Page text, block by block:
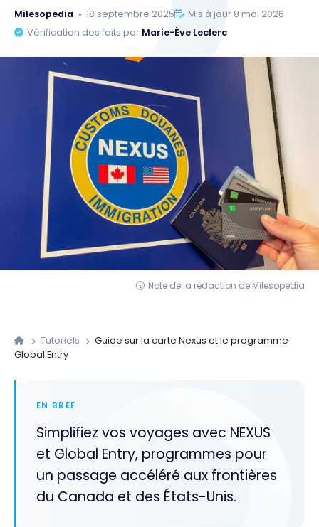
Milesopedia 18 septembre 2025
Mis à jour 8 mai 2026
Vérification des faits par Marie-Ève Leclerc
Note de la rédaction de Milesopedia
Tutoriels
Guide sur la carte Nexus et le programme
Global Entry
EN BREF
Simplifiez vos voyages avec NEXUS
et Global Entry, programmes pour
un passage accéléré aux frontières
du Canada et des États-Unis.